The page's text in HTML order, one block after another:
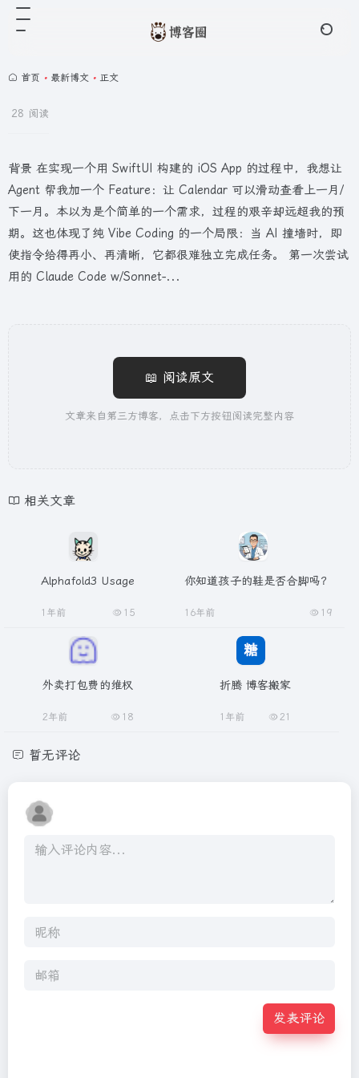
首页 • 最新博文 • 正文
28 阅读
背景 在实现一个用 SwiftUI 构建的 iOS App 的过程中，我想让
Agent 帮我加一个 Feature：让 Calendar 可以滑动查看上一月/
下一月。本以为是个简单的一个需求，过程的艰辛却远超我的预
期。这也体现了纯 Vibe Coding 的一个局限：当 AI 撞墙时，即
使指令给得再小、再清晰，它都很难独立完成任务。 第一次尝试
用的 Claude Code w/Sonnet-...
📖 阅读原文
文章来自第三方博客，点击下方按钮阅读完整内容
相关文章
Alphafold3 Usage
1年前 15
你知道孩子的鞋是否合脚吗？
16年前 19
外卖打包费的维权
2年前 18
折腾 博客搬家
1年前 21
暂无评论
发表评论